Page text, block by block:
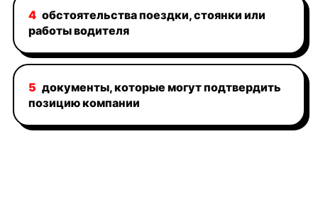
4 обстоятельства поездки, стоянки или
работы водителя
5 документы, которые могут подтвердить
позицию компании